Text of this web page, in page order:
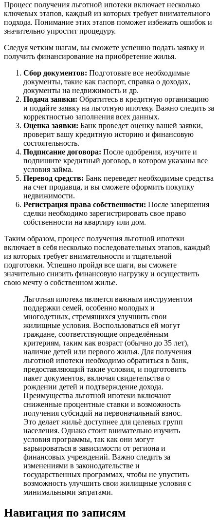
Процесс получения льготной ипотеки включает несколько
ключевых этапов, каждый из которых требует внимательного
подхода. Понимание этих этапов поможет избежать ошибок и
значительно упростит процедуру.
Следуя четким шагам, вы сможете успешно подать заявку и
получить финансирование на приобретение жилья.
Сбор документов: Подготовьте все необходимые
документы, такие как паспорт, справка о доходах,
документы на недвижимость и др.
Подача заявки: Обратитесь в кредитную организацию
и подайте заявку на льготную ипотеку. Важно следить за
корректностью заполнения всех данных.
Оценка заявки: Банк проведет оценку вашей заявки,
проверит вашу кредитную историю и финансовую
состоятельность.
Подписание договора: После одобрения, изучите и
подпишите кредитный договор, в котором указаны все
условия займа.
Перевод средств: Банк переведет необходимые средства
на счет продавца, и вы сможете оформить покупку
недвижимости.
Регистрация права собственности: После завершения
сделки необходимо зарегистрировать свое право
собственности на квартиру или дом.
Таким образом, процесс получения льготной ипотеки
включает в себя несколько последовательных этапов, каждый
из которых требует внимательности и тщательной
подготовки. Успешно пройдя все шаги, вы сможете
значительно снизить финансовую нагрузку и осуществить
свою мечту о собственном жилье.
Льготная ипотека является важным инструментом
поддержки семей, особенно молодых и
многодетных, стремящихся улучшить свои
жилищные условия. Воспользоваться ей могут
граждане, соответствующие определённым
критериям, таким как возраст (обычно до 35 лет),
наличие детей или первого жилья. Для получения
льготной ипотеки необходимо обратиться в банк,
предоставляющий такие условия, и подготовить
пакет документов, включая свидетельства о
рождении детей и подтверждение дохода.
Преимущества льготной ипотеки включают
сниженные процентные ставки и возможность
получения субсидий на первоначальный взнос.
Это делает жильё доступнее для целевых групп
населения. Однако стоит внимательно изучить
условия программы, так как они могут
варьироваться в зависимости от региона и
финансовых учреждений. Важно следить за
изменениями в законодательстве и
государственных программах, чтобы не упустить
возможность улучшить свои жилищные условия с
минимальными затратами.
Навигация по записям